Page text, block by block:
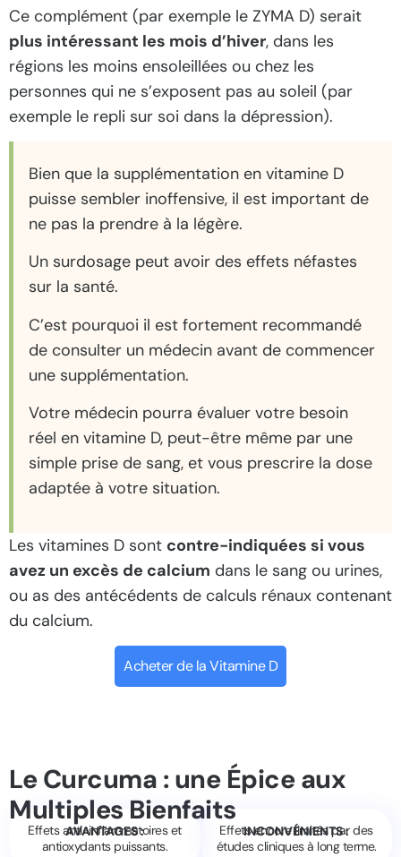
Ce complément (par exemple le ZYMA D) serait
plus intéressant les mois d’hiver, dans les
régions les moins ensoleillées ou chez les
personnes qui ne s’exposent pas au soleil (par
exemple le repli sur soi dans la dépression).
Bien que la supplémentation en vitamine D
puisse sembler inoffensive, il est important de
ne pas la prendre à la légère.
Un surdosage peut avoir des effets néfastes
sur la santé.
C’est pourquoi il est fortement recommandé
de consulter un médecin avant de commencer
une supplémentation.
Votre médecin pourra évaluer votre besoin
réel en vitamine D, peut-être même par une
simple prise de sang, et vous prescrire la dose
adaptée à votre situation.
Les vitamines D sont contre-indiquées si vous
avez un excès de calcium dans le sang ou urines,
ou as des antécédents de calculs rénaux contenant
du calcium.
Acheter de la Vitamine D
Le Curcuma : une Épice aux
Multiples Bienfaits
AVANTAGES :
Effets anti-inflammatoires et
antioxydants puissants.
INCONVÉNIENTS :
Effets encore limités par des
études cliniques à long terme.